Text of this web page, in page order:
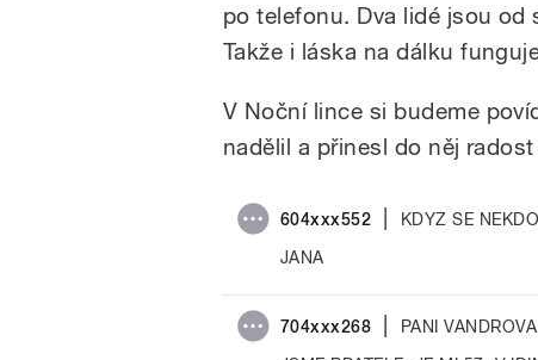
po telefonu. Dva lidé jsou od
Takže i láska na dálku
V Noční lince si budeme
nadělil a přinesl do něj radost
604xxx552
KDYZ SE
JANA
704xxx268
PANI